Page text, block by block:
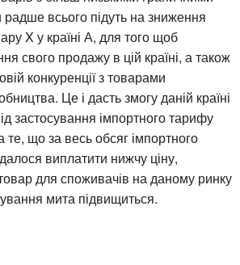
всього підуть на зниження
X у країні А, для того щоб
свого продажу в цій країні, а також
конкуренції з товарами
Це і дасть змогу даній країні
застосування імпортного тарифу
що за весь обсяг імпортного
виплатити нижчу ціну,
для споживачів на даному ринку
мита підвищиться.